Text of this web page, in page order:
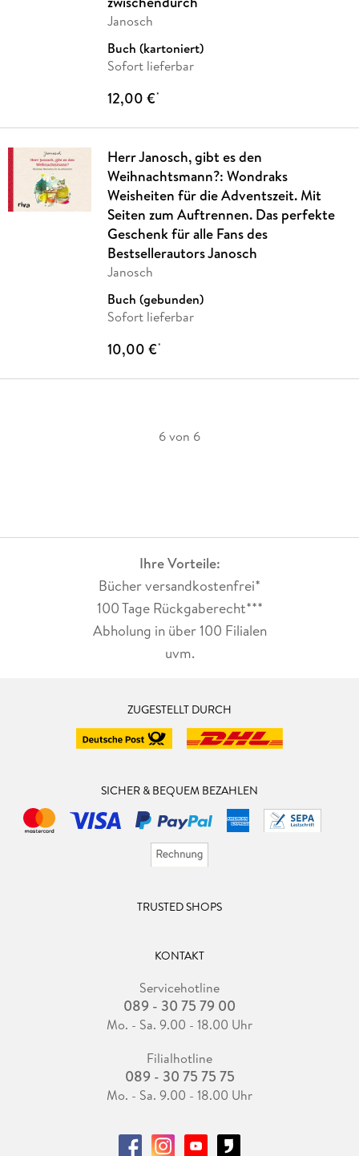
Janosch
Buch (kartoniert)
Sofort lieferbar
12,00 €*
Herr Janosch, gibt es den
Weihnachtsmann?: Wondraks
Weisheiten für die Adventszeit. Mit
Seiten zum Auftrennen. Das perfekte
Geschenk für alle Fans des
Bestsellerautors Janosch
Janosch
Buch (gebunden)
Sofort lieferbar
10,00 €*
6 von 6
Ihre Vorteile:
Bücher versandkostenfrei*
100 Tage Rückgaberecht***
Abholung in über 100 Filialen
uvm.
ZUGESTELLT DURCH
SICHER & BEQUEM BEZAHLEN
TRUSTED SHOPS
KONTAKT
Servicehotline
089 - 30 75 79 00
Mo. - Sa. 9.00 - 18.00 Uhr
Filialhotline
089 - 30 75 75 75
Mo. - Sa. 9.00 - 18.00 Uhr